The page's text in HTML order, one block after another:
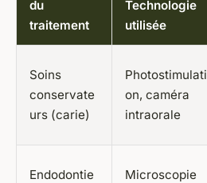
du
traitement
Technologie
utilisée
Soins
conservate
urs (carie)
Photostimulati
on, caméra
intraorale
Endodontie Microscopie